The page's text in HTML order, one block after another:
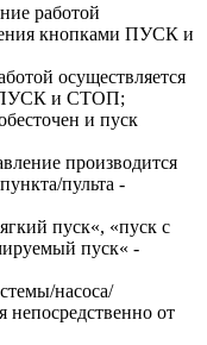
работой
кнопками ПУСК и
осуществляется
ПУСК и СТОП;
и пуск
производится
пульта -
пуск«, «пуск с
пуск« -
насоса/
непосредственно от